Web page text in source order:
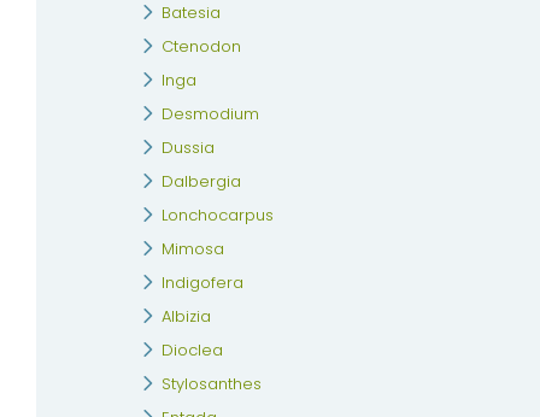
Batesia
Ctenodon
Inga
Desmodium
Dussia
Dalbergia
Lonchocarpus
Mimosa
Indigofera
Albizia
Dioclea
Stylosanthes